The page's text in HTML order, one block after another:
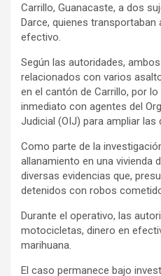
Carrillo, Guanacaste, a dos
Darce, quienes transportaban
efectivo.
Según las autoridades,
relacionados con varios
en el cantón de Carrillo, por
inmediato con agentes del
Judicial (OIJ) para ampliar las
Como parte de la
allanamiento en una vivienda
diversas evidencias que,
detenidos con robos
Durante el operativo, las
motocicletas, dinero en
marihuana.
El caso permanece bajo